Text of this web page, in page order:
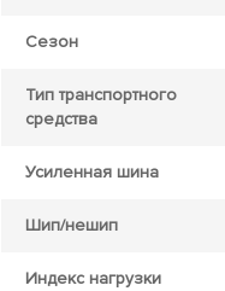
Сезон
Тип транспортного
средства
Усиленная шина
Шип/нешип
Индекс нагрузки